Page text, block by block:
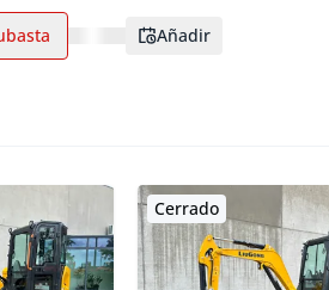
añadir
Cerrado